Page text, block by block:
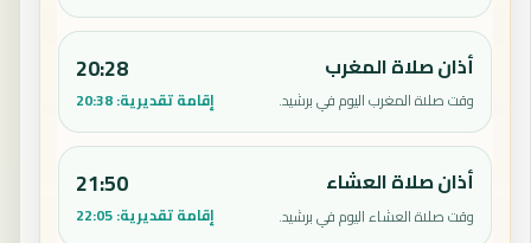
أذان صلاة المغرب
وقت صلاة المغرب اليوم في برشيد.
20:28
إقامة تقديرية:20:38
أذان صلاة العشاء
وقت صلاة العشاء اليوم في برشيد.
21:50
إقامة تقديرية:22:05